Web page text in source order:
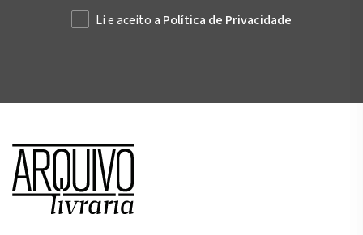
Li e aceito a Política de Privacidade